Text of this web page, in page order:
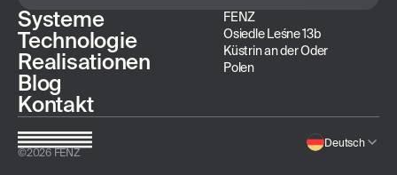
Systeme
Technologie
Realisationen
Blog
Kontakt
FENZ
Osiedle Leśne 13b
Küstrin an der Oder
Polen
©2026FENZ
Deutsch